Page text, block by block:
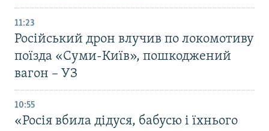
11:23
Російський дрон влучив по локомотиву
поїзда «Суми-Київ», пошкоджений
вагон – УЗ
10:55
«Росія вбила дідуся, бабусю і їхнього